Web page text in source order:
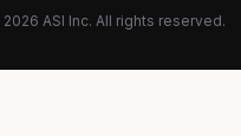
ASI Inc. All rights reserved.